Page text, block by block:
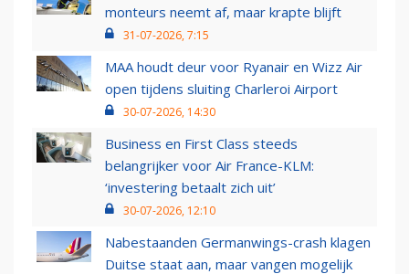
monteurs neemt af, maar krapte blijft
31-07-2026, 7:15
MAA houdt deur voor Ryanair en Wizz Air
open tijdens sluiting Charleroi Airport
30-07-2026, 14:30
Business en First Class steeds
belangrijker voor Air France-KLM:
‘investering betaalt zich uit’
30-07-2026, 12:10
Nabestaanden Germanwings-crash klagen
Duitse staat aan, maar vangen mogelijk